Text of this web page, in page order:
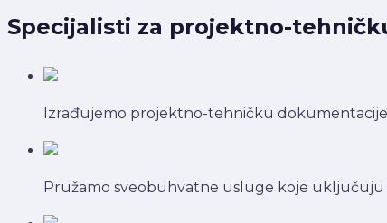
Specijalisti za projektno-
Izrađujemo projektno-tehničku
Pružamo sveobuhvatne usluge koje uključuju